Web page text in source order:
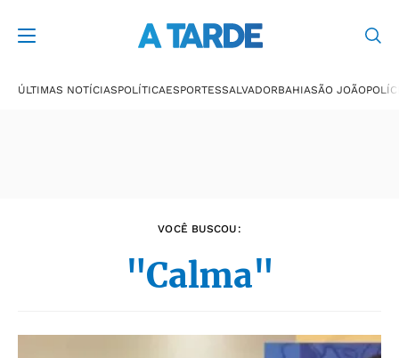
ÚLTIMAS NOTÍCIASPOLÍTICAESPORTESSALVADORBAHIASÃO JOÃO
VOCÊ BUSCOU:
"Calma"